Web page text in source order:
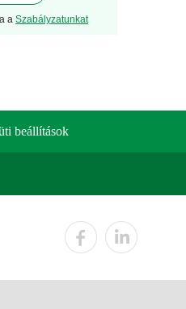
a Szabályzatunkat
beállítások